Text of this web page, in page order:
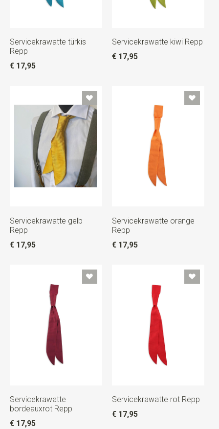
Servicekrawatte türkis
Repp
€ 17,95
Servicekrawatte kiwi Repp
€ 17,95
Servicekrawatte gelb
Repp
€ 17,95
Servicekrawatte orange
Repp
€ 17,95
Servicekrawatte
bordeauxrot Repp
€ 17,95
Servicekrawatte rot Repp
€ 17,95